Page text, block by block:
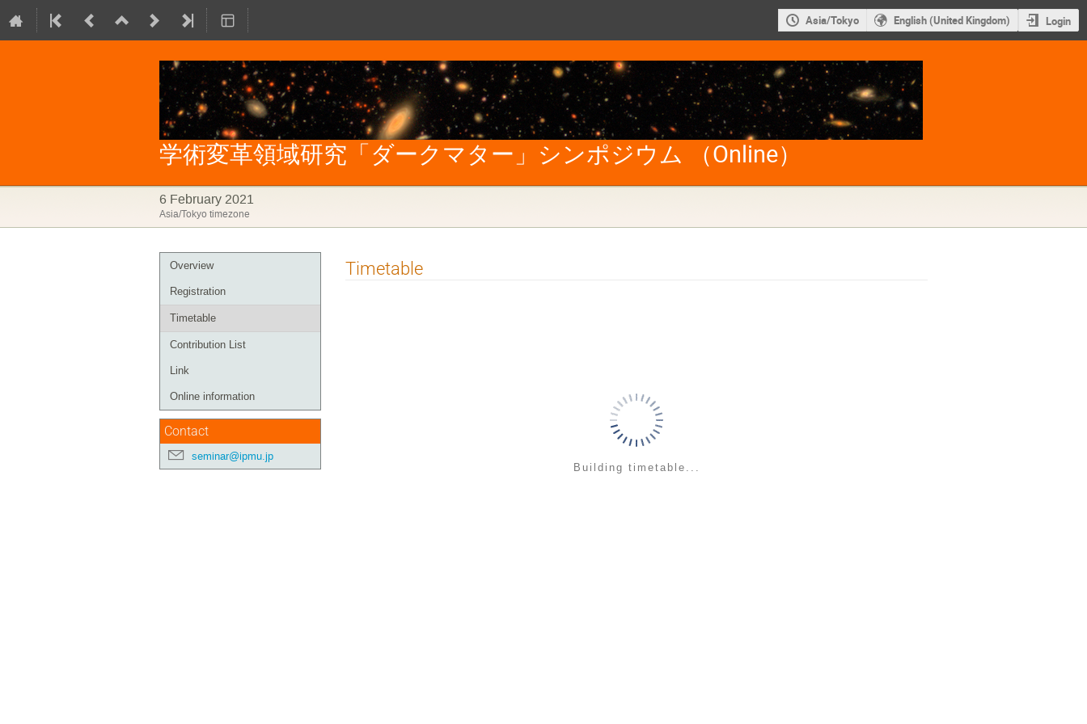
Asia/Tokyo English (United Kingdom) Login
学術変革領域研究「ダークマター」シンポジウム （Online）
6 February 2021
Asia/Tokyo timezone
Event
menu
Overview
Registration
Timetable
Contribution List
Link
Online information
Contact
seminar@ipmu.jp
Timetable
Building timetable...